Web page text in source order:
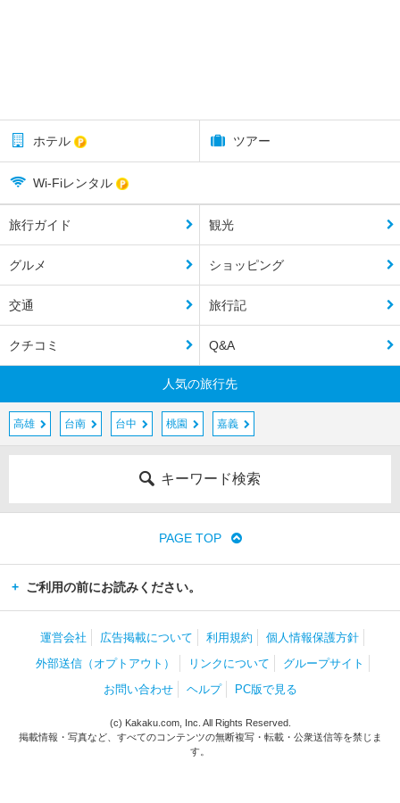
ホテル ツアー
Wi-Fiレンタル
旅行ガイド 観光
グルメ ショッピング
交通 旅行記
クチコミ Q&A
人気の旅行先
高雄 台南 台中 桃園 嘉義
キーワード検索
PAGE TOP
ご利用の前にお読みください。
運営会社 広告掲載について 利用規約
個人情報保護方針
外部送信（オプトアウト）
リンクについて
グループサイト
お問い合わせ
ヘルプ PC版で見る
(c) Kakaku.com, Inc. All Rights Reserved.
掲載情報・写真など、すべてのコンテンツの無断複写・転載・公衆送信等を禁じま
す。